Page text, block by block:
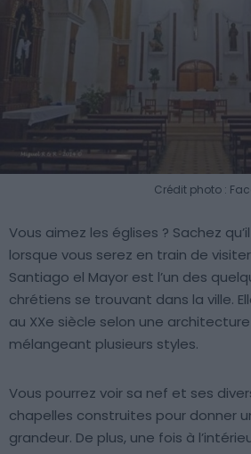
Crédit photo :
Vous aimez les églises ? Sachez
lorsque vous serez en train de visiter
Santiago el Mayor est l’un des
chrétiens se trouvant dans la ville.
au XXe siècle selon une
mélangeant plusieurs styles.
Vous pourrez voir sa nef et ses
chapelles construites pour donner
grandeur. De plus, une fois à